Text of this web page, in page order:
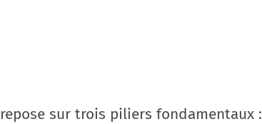
sur trois piliers fondamentaux :